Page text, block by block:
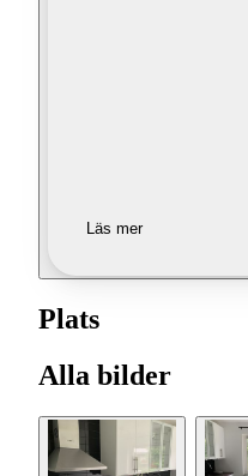
Läs mer
Plats
Alla bilder